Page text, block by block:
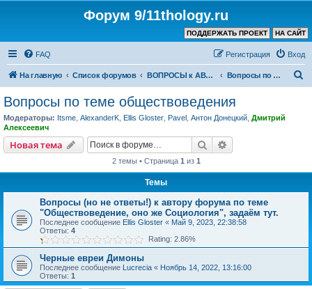
Форум 9/11thology.ru
НА САЙТ
ПОДДЕРЖАТЬ ПРОЕКТ
FAQ Вход
Регистрация
На главную Список форумов ВОПРОСЫ к АВТОРУ КАНАЛА и ХОЗЯИНУ ФОРУМА Вопросы по теме обществоведения
Вопросы по теме обществоведения
Модераторы: Itsme AlexanderK Ellis Gloster Pavel Антон Донецкий Дмитрий
Алексеевич
Новая тема Поиск
2 темы • Страница 1 из 1
Темы
Вопросы (но не ответы!) к автору форума по теме
"Обществоведение, оно же Социология", задаём тут.
Последнее сообщение Ellis Gloster « Май 9, 2023, 22:38:58
Ответы: 4
Rating: 2.86%
Черные евреи Димоны
Последнее сообщение Lucrecia « Ноябрь 14, 2022, 13:16:00
Ответы: 1